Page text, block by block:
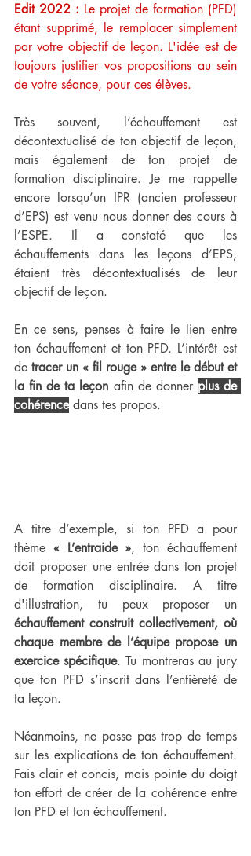
Edit 2022 : Le projet de formation (PFD)
étant supprimé, le remplacer simplement
par votre objectif de leçon. L'idée est de
toujours justifier vos propositions au sein
de votre séance, pour ces élèves.
Très souvent, l’échauffement est
décontextualisé de ton objectif de leçon,
mais également de ton projet de
formation disciplinaire. Je me rappelle
encore lorsqu’un IPR (ancien professeur
d’EPS) est venu nous donner des cours à
l’ESPE. Il a constaté que les
échauffements dans les leçons d’EPS,
étaient très décontextualisés de leur
objectif de leçon.
En ce sens, penses à faire le lien entre
ton échauffement et ton PFD. L’intérêt est
de tracer un « fil rouge » entre le début et
la fin de ta leçon afin de donner plus de
cohérence dans tes propos.
A titre d’exemple, si ton PFD a pour
thème « L’entraide », ton échauffement
doit proposer une entrée dans ton projet
de formation disciplinaire. A titre
échauffement construit collectivement, où
chaque membre de l’équipe propose un
exercice spécifique. Tu montreras au jury
que ton PFD s’inscrit dans l’entièreté de
ta leçon.
Néanmoins, ne passe pas trop de temps
sur les explications de ton échauffement.
Fais clair et concis, mais pointe du doigt
ton effort de créer de la cohérence entre
ton PFD et ton échauffement.